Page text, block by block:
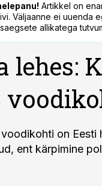
Artikkel on
Väljaanne ei uuenda
allikatega
lehes:
on Eesti
ent kärpimine